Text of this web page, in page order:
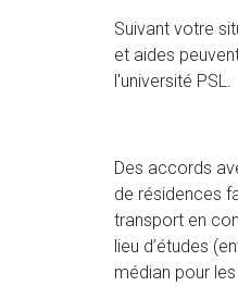
Suivant votre
et aides
l'université PSL.
Des accords
de résidences
transport en
lieu d’études
médian pour